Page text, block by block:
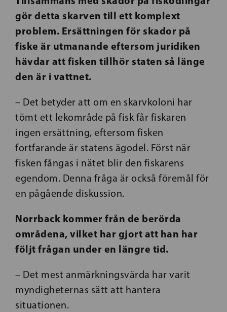
gör detta skarven till ett komplext
problem. Ersättningen för skador på
fiske är utmanande eftersom juridiken
hävdar att fisken tillhör staten så länge
den är i vattnet.
– Det betyder att om en skarvkoloni har
tömt ett lekområde på fisk får fiskaren
ingen ersättning, eftersom fisken
fortfarande är statens ägodel. Först när
fisken fångas i nätet blir den fiskarens
egendom. Denna fråga är också föremål för
en pågående diskussion.
Norrback kommer från de berörda
områdena, vilket har gjort att han har
följt frågan under en längre tid.
– Det mest anmärkningsvärda har varit
myndigheternas sätt att hantera
situationen.